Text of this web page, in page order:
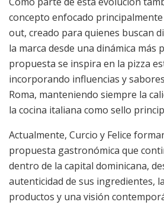
concepto enfocado
out, creado para quienes buscan
la marca desde una dinámica más
propuesta se inspira en la pizza
incorporando influencias y
Roma, manteniendo siempre la
la cocina italiana como sello
Actualmente, Curcio y Felice
propuesta gastronómica que
dentro de la capital dominicana,
autenticidad de sus ingredientes,
productos y una visión